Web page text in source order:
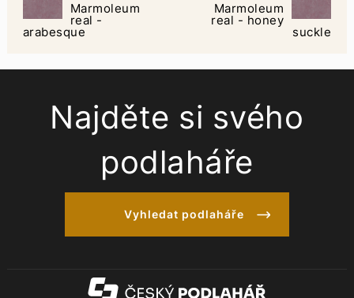
Marmoleum
real -
arabesque
Marmoleum
real - honey
suckle
Najděte si svého
podlaháře
Vyhledat podlaháře